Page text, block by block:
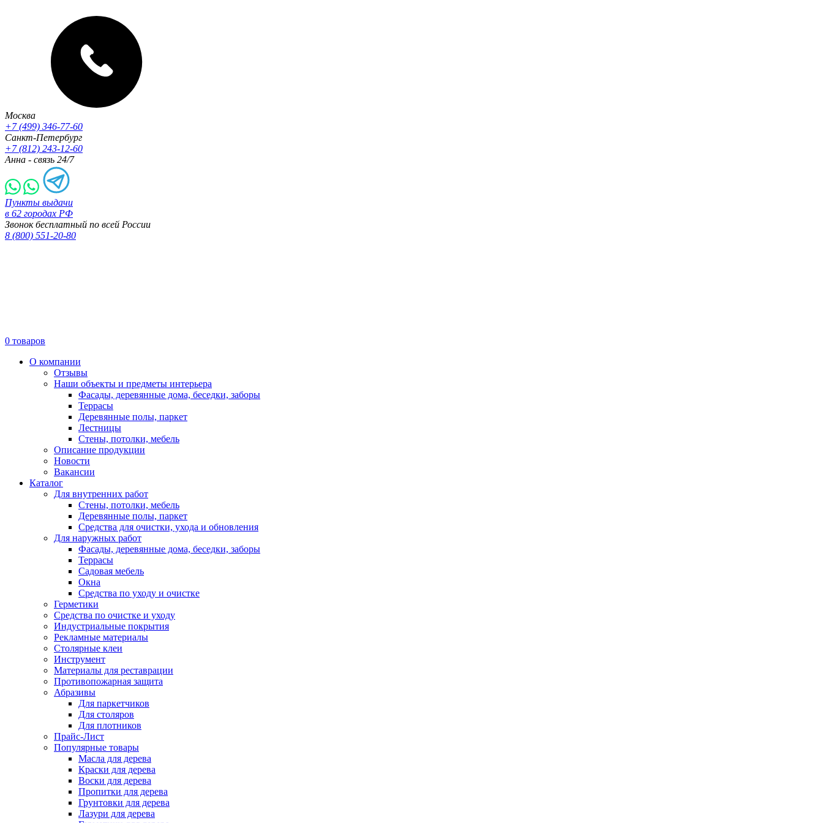
Москва
+7 (499) 346-77-60
Санкт-Петербург
+7 (812) 243-12-60
Анна - связь 24/7
Пункты выдачи
в 62 городах РФ
Звонок бесплатный по всей России
8 (800) 551-20-80
0 товаров
О компании
Отзывы
Наши объекты и предметы интерьера
Фасады, деревянные дома, беседки, заборы
Террасы
Деревянные полы, паркет
Лестницы
Стены, потолки, мебель
Описание продукции
Новости
Вакансии
Каталог
Для внутренних работ
Стены, потолки, мебель
Деревянные полы, паркет
Средства для очистки, ухода и обновления
Для наружных работ
Фасады, деревянные дома, беседки, заборы
Террасы
Садовая мебель
Окна
Средства по уходу и очистке
Герметики
Средства по очистке и уходу
Индустриальные покрытия
Рекламные материалы
Столярные клеи
Инструмент
Материалы для реставрации
Противопожарная защита
Абразивы
Для паркетчиков
Для столяров
Для плотников
Прайс-Лист
Популярные товары
Масла для дерева
Краски для дерева
Воски для дерева
Пропитки для дерева
Грунтовки для дерева
Лазури для дерева